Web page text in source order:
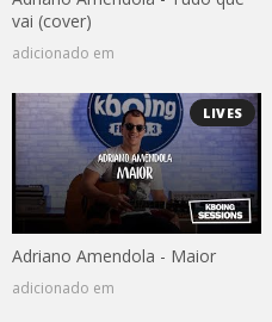
vai (cover)
adicionado em
LIVES
Adriano Amendola - Maior
adicionado em